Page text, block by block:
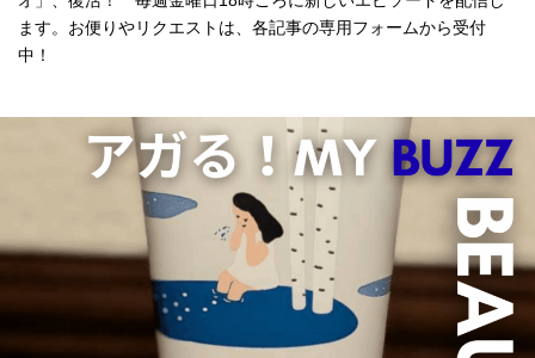
ます。お便りやリクエストは、各記事の専用フォームから受付
中！